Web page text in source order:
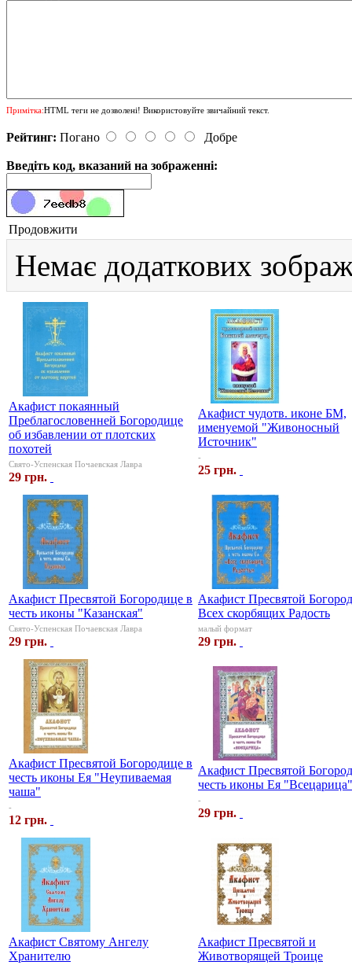
Примітка:HTML теги не дозволені! Використовуйте звичайний текст.
Рейтинг: Погано Добре
Введіть код, вказаний на зображенні:
Продовжити
Немає додаткових
Акафист покаянный
Преблагословенней Богородице
об избавлении от плотских
похотей
Свято-Успенская Почаевская Лавра
29 грн.
Акафист чудотв. иконе БМ,
именуемой "Живоносный
Источник"
-
25 грн.
Акафист Пресвятой Богородице в
честь иконы "Казанская"
Свято-Успенская Почаевская Лавра
29 грн.
Акафист Пресвятой
Всех скорбящих Радость
малый формат
29 грн.
Акафист Пресвятой Богородице в
честь иконы Ея "Неупиваемая
чаша"
-
12 грн.
Акафист Пресвятой
честь иконы Ея "Всецарица"
-
29 грн.
Акафист Святому Ангелу
Хранителю
Акафист Пресвятой и
Животворящей Троице